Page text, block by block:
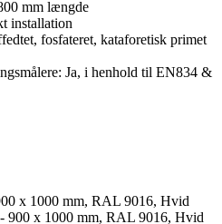
mm længde
installation
fosfateret, kataforetisk primet
Ja, i henhold til EN834 &
x 1000 mm, RAL 9016, Hvid